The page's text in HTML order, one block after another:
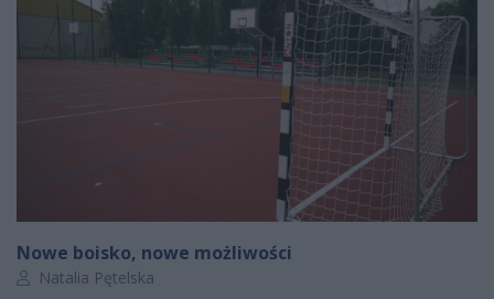
Nowe boisko, nowe możliwości
Autor artykułu:
Natalia Pętelska